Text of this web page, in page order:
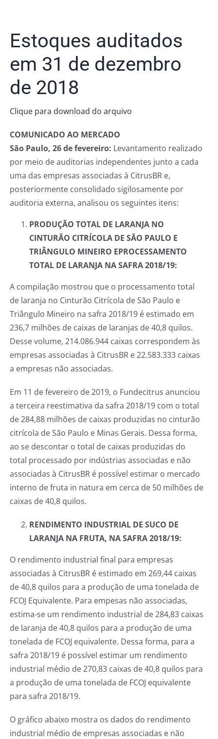
Estoques auditados
em 31 de dezembro
de 2018
Clique para download do arquivo
COMUNICADO AO MERCADO
São Paulo, 26 de fevereiro: Levantamento realizado
por meio de auditorias independentes junto a cada
uma das empresas associadas à CitrusBR e,
posteriormente consolidado sigilosamente por
auditoria externa, analisou os seguintes itens:
PRODUÇÃO TOTAL DE LARANJA NO
CINTURÃO CITRÍCOLA DE SÃO PAULO E
TRIÂNGULO MINEIRO EPROCESSAMENTO
TOTAL DE LARANJA NA SAFRA 2018/19:
A compilação mostrou que o processamento total
de laranja no Cinturão Citrícola de São Paulo e
Triângulo Mineiro na safra 2018/19 é estimado em
236,7 milhões de caixas de laranjas de 40,8 quilos.
Desse volume, 214.086.944 caixas correspondem às
empresas associadas à CitrusBR e 22.583.333 caixas
a empresas não associadas.
Em 11 de fevereiro de 2019, o Fundecitrus anunciou
a terceira reestimativa da safra 2018/19 com o total
de 284,88 milhões de caixas produzidas no cinturão
citrícola de São Paulo e Minas Gerais. Dessa forma,
ao se descontar o total de caixas produzidas do
total processado por indústrias associadas e não
associadas à CitrusBR é possível estimar o mercado
interno de fruta in natura em cerca de 50 milhões de
caixas de 40,8 quilos.
RENDIMENTO INDUSTRIAL DE SUCO DE
LARANJA NA FRUTA, NA SAFRA 2018/19:
O rendimento industrial final para empresas
associadas à CitrusBR é estimado em 269,44 caixas
de 40,8 quilos para a produção de uma tonelada de
FCOJ Equivalente. Para empesas não associadas,
estima-se um rendimento industrial de 284,83 caixas
de laranja de 40,8 quilos para a produção de uma
tonelada de FCOJ equivalente. Dessa forma, para a
safra 2018/19 é possível estimar um rendimento
industrial médio de 270,83 caixas de 40,8 quilos para
a produção de uma tonelada de FCOJ equivalente
para safra 2018/19.
O gráfico abaixo mostra os dados do rendimento
industrial médio de empresas associadas e não